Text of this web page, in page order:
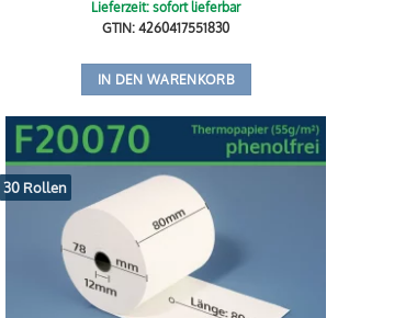
Lieferzeit: sofort lieferbar
GTIN: 4260417551830
IN DEN WARENKORB
30 Rollen